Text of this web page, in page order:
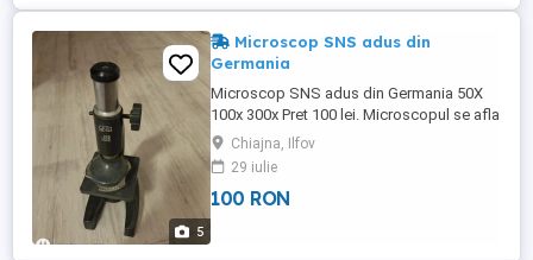
5
Microscop SNS adus din
Germania
Microscop SNS adus din Germania 50X
100x 300x Pret 100 lei. Microscopul se afla
in Comuna Chiajna, Judetul Ilfov. Trimit
prin curier, cu plata in avans a
transportului. Nu accept schimburi.
Chiajna, Ilfov
29 iulie
100 RON